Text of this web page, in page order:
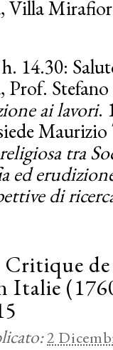
h. 14.30:
ai lavori.
tra
ed
di
Italie
2